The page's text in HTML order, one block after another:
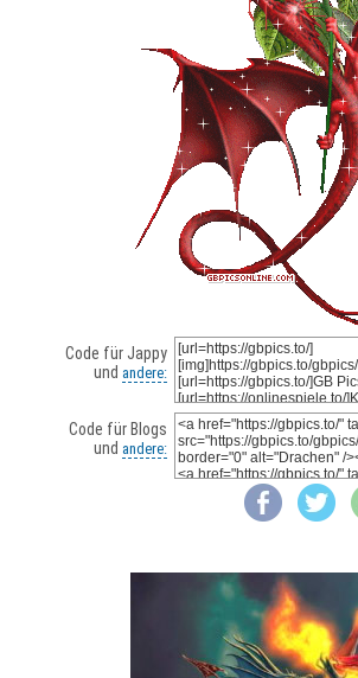
Code für Jappy
und andere:
Code für Blogs
und andere: